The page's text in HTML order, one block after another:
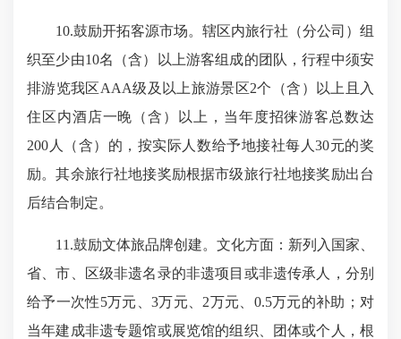
10.鼓励开拓客源市场。辖区内旅行社（分公司）组
织至少由10名（含）以上游客组成的团队，行程中须安
排游览我区AAA级及以上旅游景区2个（含）以上且入
住区内酒店一晚（含）以上，当年度招徕游客总数达
200人（含）的，按实际人数给予地接社每人30元的奖
励。其余旅行社地接奖励根据市级旅行社地接奖励出台
后结合制定。
11.鼓励文体旅品牌创建。文化方面：新列入国家、
省、市、区级非遗名录的非遗项目或非遗传承人，分别
给予一次性5万元、3万元、2万元、0.5万元的补助；对
当年建成非遗专题馆或展览馆的组织、团体或个人，根